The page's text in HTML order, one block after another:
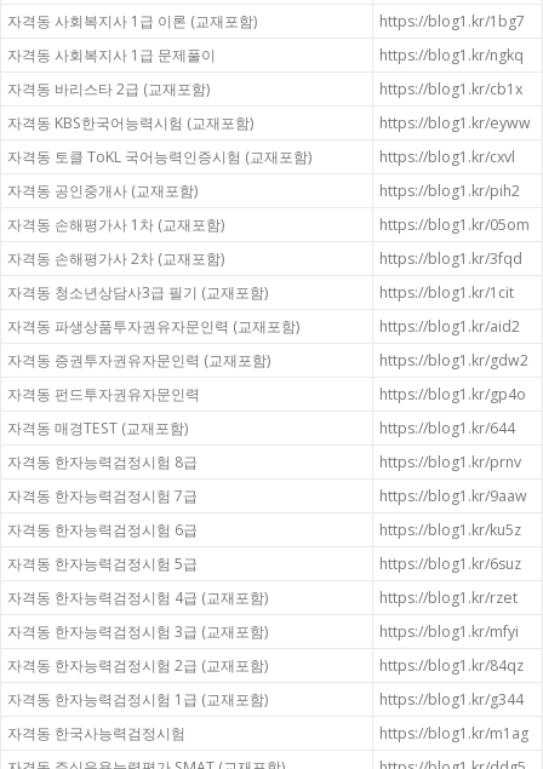
자격동 사회복지사 1급 이론 (교재포함)
https://blog1.kr/1bg7
자격동 사회복지사 1급 문제풀이
https://blog1.kr/ngkq
자격동 바리스타 2급 (교재포함)
https://blog1.kr/cb1x
자격동 KBS한국어능력시험 (교재포함)
https://blog1.kr/eyww
자격동 토클 ToKL 국어능력인증시험 (교재포함)
https://blog1.kr/cxvl
자격동 공인중개사 (교재포함)
https://blog1.kr/pih2
자격동 손해평가사 1차 (교재포함)
https://blog1.kr/05om
자격동 손해평가사 2차 (교재포함)
https://blog1.kr/3fqd
자격동 청소년상담사3급 필기 (교재포함)
https://blog1.kr/1cit
자격동 파생상품투자권유자문인력 (교재포함)
https://blog1.kr/aid2
자격동 증권투자권유자문인력 (교재포함)
https://blog1.kr/gdw2
자격동 펀드투자권유자문인력
https://blog1.kr/gp4o
자격동 매경TEST (교재포함)
https://blog1.kr/644
자격동 한자능력검정시험 8급
https://blog1.kr/prnv
자격동 한자능력검정시험 7급
https://blog1.kr/9aaw
자격동 한자능력검정시험 6급
https://blog1.kr/ku5z
자격동 한자능력검정시험 5급
https://blog1.kr/6suz
자격동 한자능력검정시험 4급 (교재포함)
https://blog1.kr/rzet
자격동 한자능력검정시험 3급 (교재포함)
https://blog1.kr/mfyi
자격동 한자능력검정시험 2급 (교재포함)
https://blog1.kr/84qz
자격동 한자능력검정시험 1급 (교재포함)
https://blog1.kr/g344
자격동 한국사능력검정시험
https://blog1.kr/m1ag